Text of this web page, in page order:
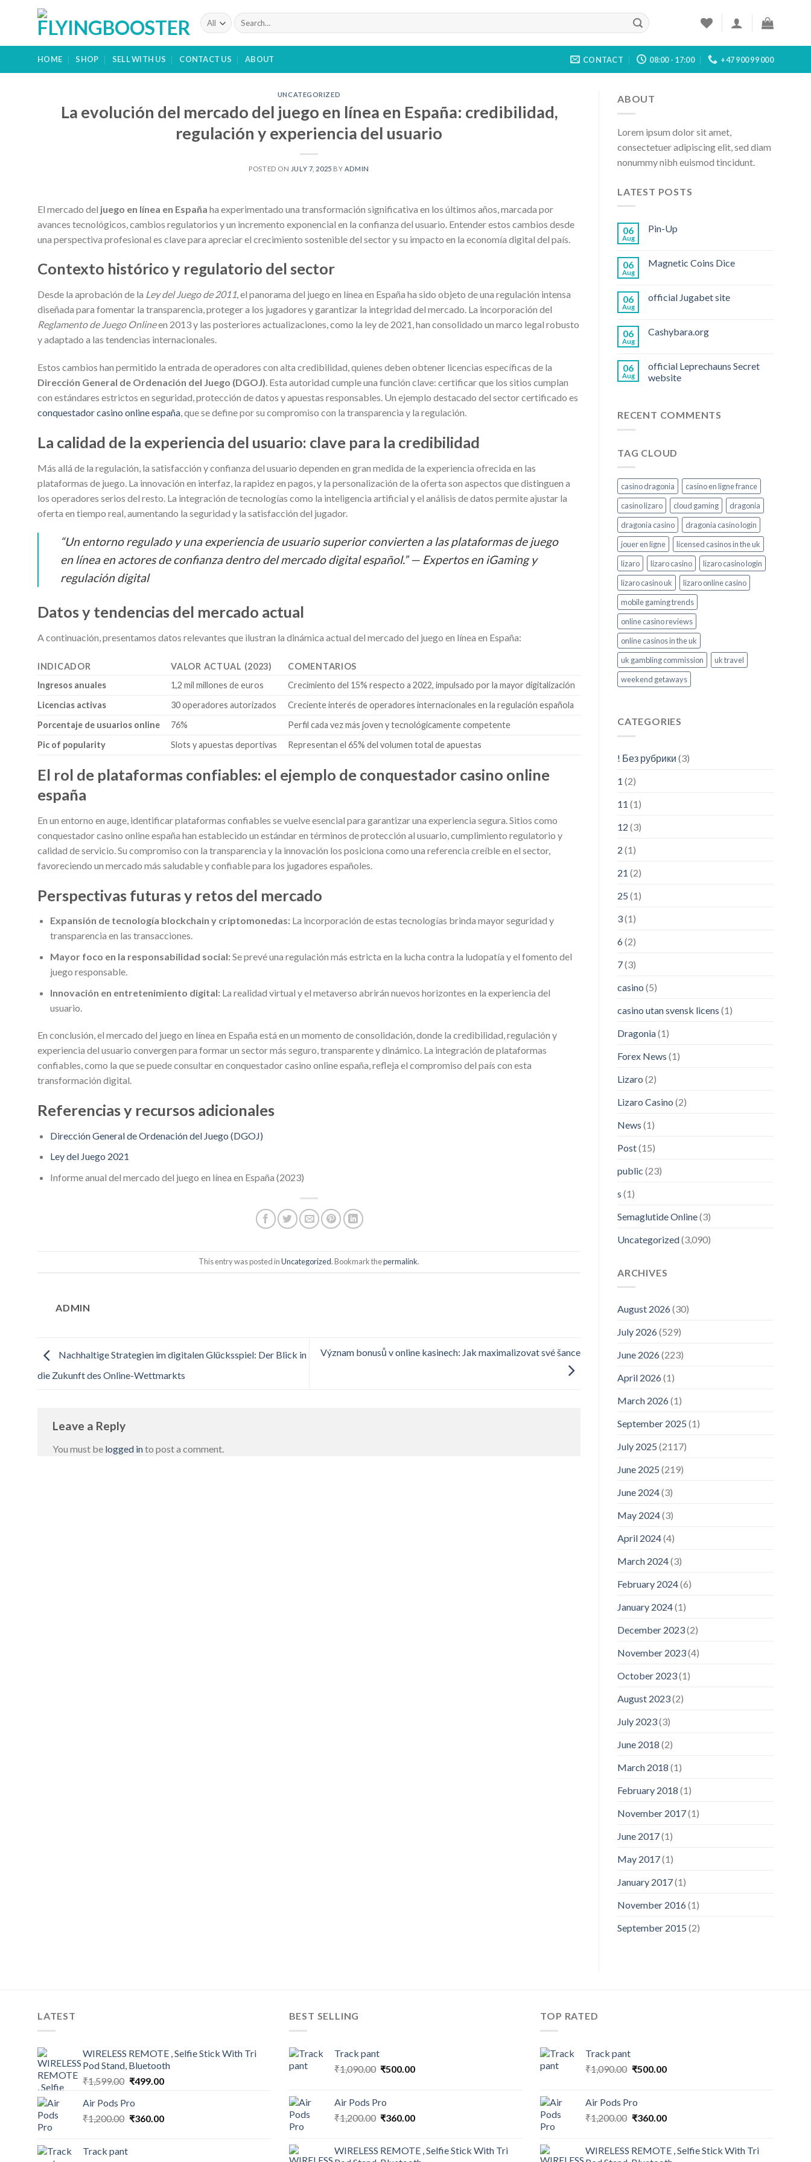
Search
for:
HOME SHOP SELL WITH US CONTACT US ABOUT CONTACT 08:00 - 17:00 +47 900 99 000
UNCATEGORIZED
La evolución del mercado del juego en línea en España: credibilidad,
regulación y experiencia del usuario
POSTED ON JULY 7, 2025 BY ADMIN
El mercado del juego en línea en España ha experimentado una transformación significativa en los últimos años, marcada por
avances tecnológicos, cambios regulatorios y un incremento exponencial en la confianza del usuario. Entender estos cambios desde
una perspectiva profesional es clave para apreciar el crecimiento sostenible del sector y su impacto en la economía digital del país.
Contexto histórico y regulatorio del sector
Desde la aprobación de la Ley del Juego de 2011, el panorama del juego en línea en España ha sido objeto de una regulación intensa
diseñada para fomentar la transparencia, proteger a los jugadores y garantizar la integridad del mercado. La incorporación del
Reglamento de Juego Onlineen 2013 y las posteriores actualizaciones, como la ley de 2021, han consolidado un marco legal robusto
y adaptado a las tendencias internacionales.
Estos cambios han permitido la entrada de operadores con alta credibilidad, quienes deben obtener licencias específicas de la
Dirección General de Ordenación del Juego (DGOJ). Esta autoridad cumple una función clave: certificar que los sitios cumplan
con estándares estrictos en seguridad, protección de datos y apuestas responsables. Un ejemplo destacado del sector certificado es
conquestador casino online españa, que se define por su compromiso con la transparencia y la regulación.
La calidad de la experiencia del usuario: clave para la credibilidad
Más allá de la regulación, la satisfacción y confianza del usuario dependen en gran medida de la experiencia ofrecida en las
plataformas de juego. La innovación en interfaz, la rapidez en pagos, y la personalización de la oferta son aspectos que distinguen a
los operadores serios del resto. La integración de tecnologías como la inteligencia artificial y el análisis de datos permite ajustar la
oferta en tiempo real, aumentando la seguridad y la satisfacción del jugador.
“Un entorno regulado y una experiencia de usuario superior convierten a las plataformas de juego
en línea en actores de confianza dentro del mercado digital español.” — Expertos en iGaming y
regulación digital
Datos y tendencias del mercado actual
A continuación, presentamos datos relevantes que ilustran la dinámica actual del mercado del juego en línea en España:
INDICADOR VALOR ACTUAL (2023)
COMENTARIOS
Ingresos anuales
1,2 mil millones de euros
Crecimiento del 15% respecto a 2022, impulsado por la mayor digitalización
Licencias activas
30 operadores autorizados
Creciente interés de operadores internacionales en la regulación española
Porcentaje de usuarios online
76%
Perfil cada vez más joven y tecnológicamente competente
Pic of popularity
Slots y apuestas deportivas Representan el 65% del volumen total de apuestas
El rol de plataformas confiables: el ejemplo de conquestador casino online
españa
En un entorno en auge, identificar plataformas confiables se vuelve esencial para garantizar una experiencia segura. Sitios como
conquestador casino online españa han establecido un estándar en términos de protección al usuario, cumplimiento regulatorio y
calidad de servicio. Su compromiso con la transparencia y la innovación los posiciona como una referencia creíble en el sector,
favoreciendo un mercado más saludable y confiable para los jugadores españoles.
Perspectivas futuras y retos del mercado
Expansión de tecnología blockchain y criptomonedas:La incorporación de estas tecnologías brinda mayor seguridad y
transparencia en las transacciones.
Mayor foco en la responsabilidad social:Se prevé una regulación más estricta en la lucha contra la ludopatía y el fomento del
juego responsable.
Innovación en entretenimiento digital:La realidad virtual y el metaverso abrirán nuevos horizontes en la experiencia del
usuario.
En conclusión, el mercado del juego en línea en España está en un momento de consolidación, donde la credibilidad, regulación y
experiencia del usuario convergen para formar un sector más seguro, transparente y dinámico. La integración de plataformas
confiables, como la que se puede consultar en conquestador casino online españa, refleja el compromiso del país con esta
transformación digital.
Referencias y recursos adicionales
Dirección General de Ordenación del Juego (DGOJ)
Ley del Juego 2021
Informe anual del mercado del juego en línea en España (2023)
This entry was posted inUncategorized. Bookmark thepermalink.
ADMIN
Nachhaltige Strategien im digitalen Glücksspiel: Der Blick in
die Zukunft des Online-Wettmarkts
Význam bonusů v online kasinech: Jak maximalizovat své šance
Leave a Reply
You must be logged into post a comment.
ABOUT
Lorem ipsum dolor sit amet,
consectetuer adipiscing elit, sed diam
nonummy nibh euismod tincidunt.
LATEST POSTS
06
Aug
Pin-Up
06
Aug
Magnetic Coins Dice
06
Aug
official Jugabet site
06
Aug
Cashybara.org
06
Aug
official Leprechauns Secret
website
RECENT COMMENTS
TAG CLOUD
casino dragonia
casino en ligne france
casino lizaro
cloud gaming
dragonia
dragonia casino
dragonia casino login
jouer en ligne
licensed casinos in the uk
lizaro
lizaro casino
lizaro casino login
lizaro casino uk
lizaro online casino
mobile gaming trends
online casino reviews
online casinos in the uk
uk gambling commission
uk travel
weekend getaways
CATEGORIES
! Без рубрики (3)
1 (2)
11 (1)
12 (3)
2 (1)
21 (2)
25 (1)
3(1)
6(2)
7(3)
casino (5)
casino utan svensk licens (1)
Dragonia(1)
Forex News (1)
Lizaro (2)
Lizaro Casino (2)
News (1)
Post(15)
public (23)
s (1)
Semaglutide Online(3)
Uncategorized(3,090)
ARCHIVES
August 2026(30)
July 2026(529)
June 2026(223)
April 2026(1)
March 2026(1)
September 2025 (1)
July 2025 (2117)
June 2025 (219)
June 2024(3)
May 2024(3)
April 2024(4)
March 2024(3)
February 2024(6)
January 2024(1)
December 2023(2)
November 2023(4)
October 2023(1)
August 2023(2)
July 2023(3)
June 2018 (2)
March 2018 (1)
February 2018 (1)
November 2017(1)
June 2017(1)
May 2017(1)
January 2017(1)
November 2016(1)
September 2015 (2)
LATEST
WIRELESS REMOTE , Selfie Stick With Tri
Pod Stand, Bluetooth
₹1,599.00 Original
was:
₹1,599.00.
₹499.00Current
₹499.00.
Air Pods Pro
₹1,200.00 Original
₹360.00Current
Track pant
BEST SELLING
Track pant
₹1,090.00 Original
₹1,090.00.
₹500.00Current
Air Pods Pro
₹1,200.00 Original
₹1,200.00.
₹360.00Current
₹360.00.
WIRELESS REMOTE , Selfie Stick With Tri
TOP RATED
Track pant
₹1,090.00 Original
₹1,090.00.
₹500.00Current
Air Pods Pro
₹1,200.00 Original
₹1,200.00.
₹360.00Current
₹360.00.
WIRELESS REMOTE , Selfie Stick With Tri